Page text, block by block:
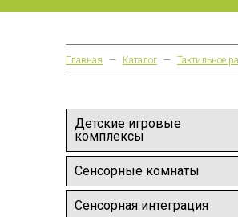
Главная — Каталог — Тактильное
Детские игровые
комплексы
Сенсорные комнаты
Сенсорная интеграция